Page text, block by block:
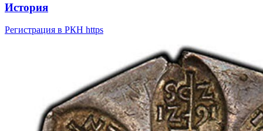
История
Регистрация в РКН https